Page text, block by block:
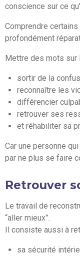
conscience sur ce
Comprendre
profondément
Mettre des mots sur
sortir de la
reconnaître les
différencier
retrouver ses
et réhabiliter sa
Car une personne
par ne plus se faire
Retrouver
Le travail de
“aller mieux”.
Il consiste aussi à
sa sécurité